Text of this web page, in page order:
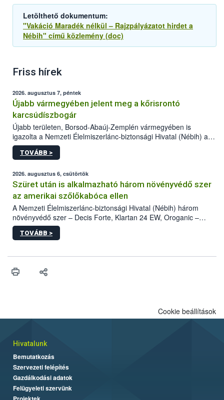
Letölthető dokumentum:
"Vakáció Maradék nélkül – Rajzpályázatot hirdet a
Nébih" című közlemény (doc)
Friss hírek
2026. augusztus 7, péntek
Újabb vármegyében jelent meg a kőrisrontó
karcsúdíszbogár
Újabb területen, Borsod-Abaúj-Zemplén vármegyében is
igazolta a Nemzeti Élelmiszerlánc-biztonsági Hivatal (Nébih) a
kőrisrontó karcsúdíszbogár (Agrilus planipennis) jelenlétét. A
kártevőt nem csak színcsapdában találták meg, de már fertőzött
az intenzív felderítést, emellett az intézkedéseket a szlovák
hatósággal is összehangolják a terjedés megállítása érdekében.
TOVÁBB >
2026. augusztus 6, csütörtök
Szüret után is alkalmazható három növényvédő szer
az amerikai szőlőkabóca ellen
A Nemzeti Élelmiszerlánc-biztonsági Hivatal (Nébih) három
növényvédő szer – Decis Forte, Klartan 24 EW, Oroganic –
engedélyokiratát módosította, így azok a szüretet követően,
egészen a vesszőérettség (BBCH 91) stádiumáig
érésű szőlőkben is legyen lehetőség a károsító elleni további
felhasználók számára is elérhető és ökológiai termesztésben is
TOVÁBB >
Cookie beállítások
Hivatalunk
Bemutatkozás
Szervezeti felépítés
Gazdálkodási adatok
Felügyeleti szervünk